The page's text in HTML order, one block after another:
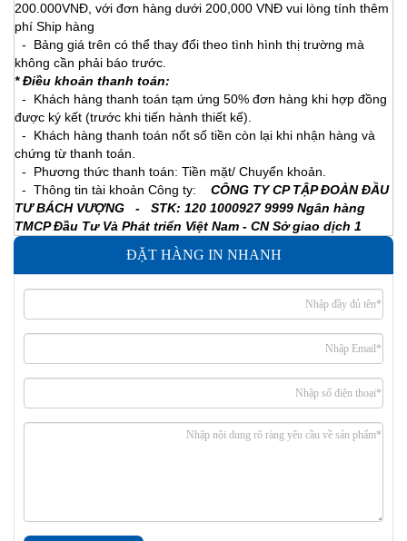
200.000VNĐ, với đơn hàng dưới 200,000 VNĐ vui lòng tính thêm
phí Ship hàng
- Bảng giá trên có thể thay đổi theo tình hình thị trường mà
không cần phải báo trước.
* Điều khoản thanh toán:
- Khách hàng thanh toán tạm ứng 50% đơn hàng khi hợp đồng
được ký kết (trước khi tiến hành thiết kế).
- Khách hàng thanh toán nốt số tiền còn lại khi nhận hàng và
chứng từ thanh toán.
- Phương thức thanh toán: Tiền mặt/ Chuyển khoản.
- Thông tin tài khoản Công ty: CÔNG TY CP TẬP ĐOÀN ĐẦU
TƯ BÁCH VƯỢNG - STK: 120 1000927 9999 Ngân hàng
TMCP Đầu Tư Và Phát triển Việt Nam - CN Sở giao dịch 1
ĐẶT HÀNG IN NHANH